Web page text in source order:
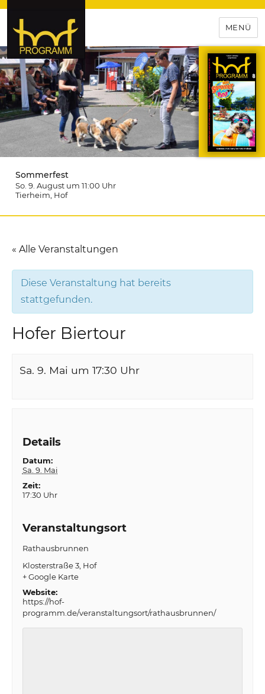
hof-programm – das
Veranstaltungsportal für
Hochfranken
MENÜ
Sommerfest
So. 9. August um 11:00 Uhr
Tierheim , Hof
« Alle Veranstaltungen
Diese Veranstaltung hat bereits
stattgefunden.
Hofer Biertour
Sa. 9. Mai um 17:30 Uhr
Details
Datum:
Sa. 9. Mai
Zeit:
17:30 Uhr
Veranstaltungsort
Rathausbrunnen
Klosterstraße 3 Hof
+ Google Karte
Website:
https://hof-
programm.de/veranstaltungsort/rathausbrunnen/